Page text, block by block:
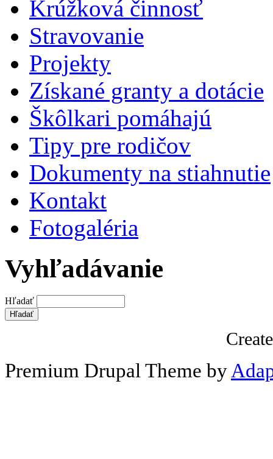
Krúžková činnosť
Stravovanie
Projekty
Získané granty a dotácie
Škôlkari pomáhajú
Tipy pre rodičov
Dokumenty na stiahnutie
Kontakt
Fotogaléria
Vyhľadávanie
Hľadať
Premium Drupal Theme by